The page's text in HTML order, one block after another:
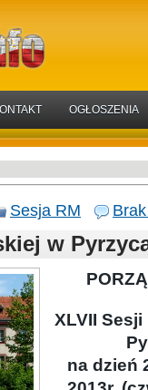
OGŁOSZENIA
Sesja RM
w
XLVII
na dzień